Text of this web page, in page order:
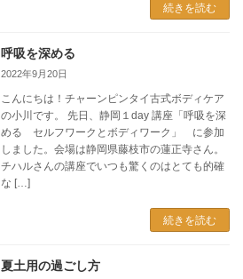
続きを読む
呼吸を深める
2022年9月20日
こんにちは！チャーンピンタイ古式ボディケア
の小川です。 先日、静岡１day 講座「呼吸を深
める セルフワークとボディワーク」 に参加
しました。会場は静岡県藤枝市の蓮正寺さん。
チハルさんの講座でいつも驚くのはとても的確
な […]
続きを読む
夏土用の過ごし方